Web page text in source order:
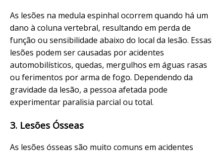
As lesões na medula espinhal ocorrem quando há um
dano à coluna vertebral, resultando em perda de
função ou sensibilidade abaixo do local da lesão. Essas
lesões podem ser causadas por acidentes
automobilísticos, quedas, mergulhos em águas rasas
ou ferimentos por arma de fogo. Dependendo da
gravidade da lesão, a pessoa afetada pode
experimentar paralisia parcial ou total.
3. Lesões Ósseas
As lesões ósseas são muito comuns em acidentes